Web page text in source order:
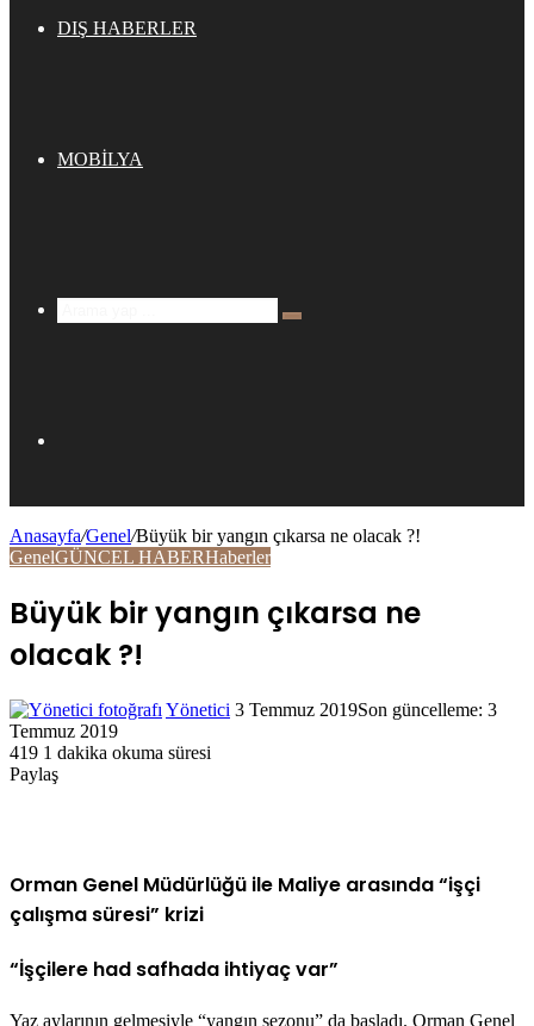
DIŞ HABERLER
MOBİLYA
Arama
Bölmesi
Anasayfa/Genel/Büyük bir yangın çıkarsa ne olacak ?!
GenelGÜNCEL HABERHaberler
Büyük bir yangın çıkarsa ne
olacak ?!
Yönetici Twitter'da
Bir
3 Temmuz 2019Son güncelleme: 3
Temmuz 2019
419 1 dakika okuma süresi
Paylaş
Orman Genel Müdürlüğü ile Maliye arasında “işçi
çalışma süresi” krizi
“İşçilere had safhada ihtiyaç var”
Yaz aylarının gelmesiyle “yangın sezonu” da başladı. Orman Genel